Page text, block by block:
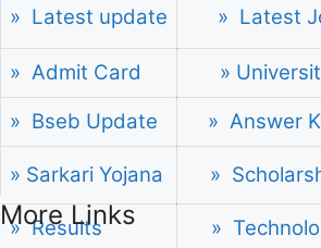
» Latest update » Latest
» Admit Card
»
» Bseb Update
» Answer
» Sarkari Yojana »
» Results »
More Links